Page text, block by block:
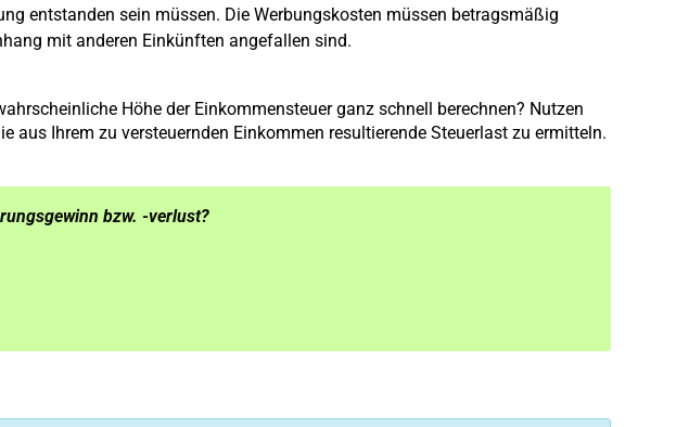
entstanden sein müssen. Die Werbungskosten müssen betragsmäßig
mit anderen Einkünften angefallen sind.
Höhe der Einkommensteuer ganz schnell berechnen? Nutzen
aus Ihrem zu versteuernden Einkommen resultierende Steuerlast zu ermitteln.
bzw. -verlust?